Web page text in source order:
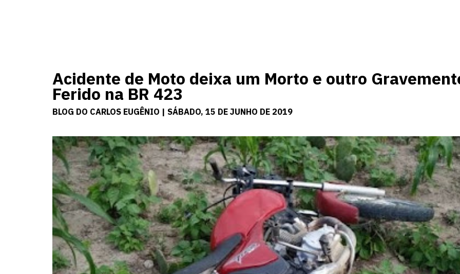
Acidente de Moto deixa um Morto e outro
Ferido na BR 423
BLOG DO CARLOS EUGÊNIO | SÁBADO, 15 DE JUNHO DE 2019